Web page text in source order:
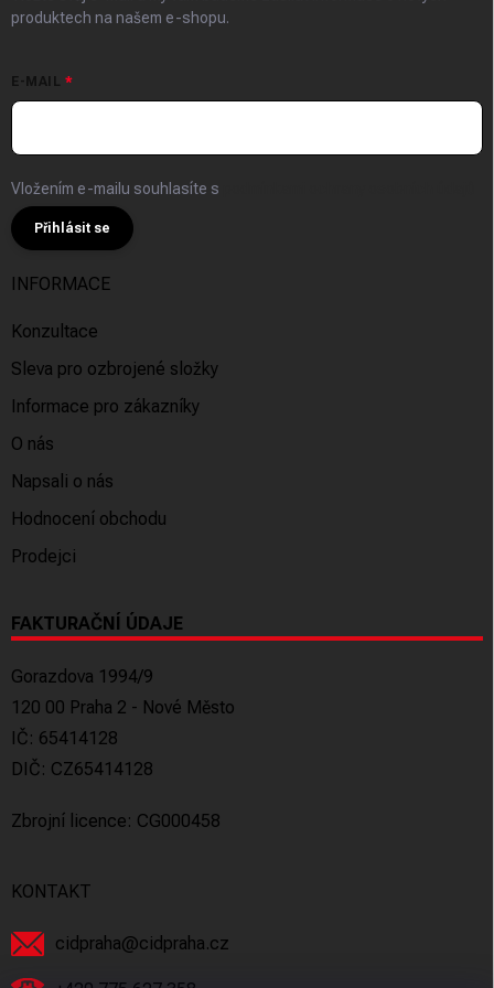
produktech na našem e-shopu.
E-MAIL
Vložením e-mailu souhlasíte s
Přihlásit se
INFORMACE
Konzultace
Sleva pro ozbrojené složky
Informace pro zákazníky
O nás
Napsali o nás
Hodnocení obchodu
Prodejci
FAKTURAČNÍ ÚDAJE
Gorazdova 1994/9
120 00 Praha 2 - Nové Město
IČ: 65414128
DIČ: CZ65414128
Zbrojní licence: CG000458
KONTAKT
cidpraha@cidpraha.cz